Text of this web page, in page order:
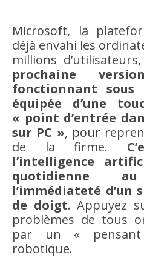
Microsoft, la
déjà envahi les
millions
prochaine
fonctionnant sous
équipée d’une
« point d’entrée
sur PC », pour
de la firme.
l’intelligence
quotidienne
l’immédiateté d’un
de doigt. Appuyez
problèmes de tous
par un «
robotique.